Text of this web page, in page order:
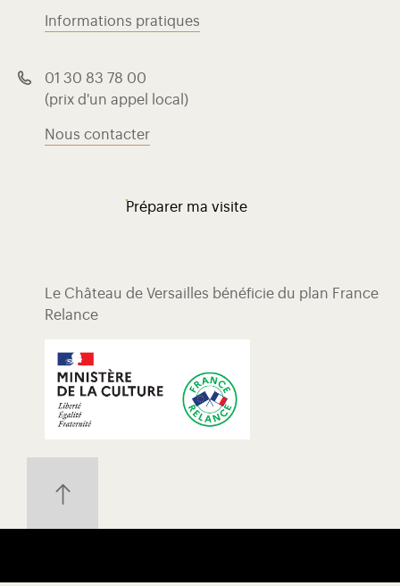
Informations pratiques
01 30 83 78 00
(prix d'un appel local)
Nous contacter
Préparer ma visite
Le Château de Versailles bénéficie du plan France
Relance